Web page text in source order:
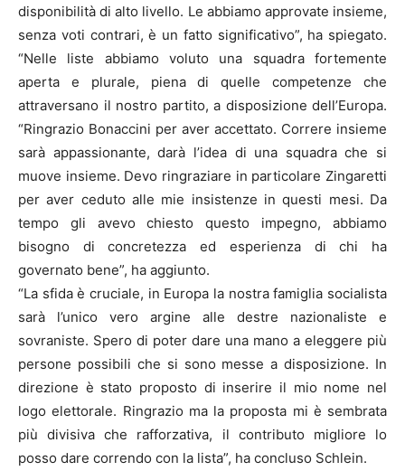
disponibilità di alto livello. Le abbiamo approvate insieme,
senza voti contrari, è un fatto significativo”, ha spiegato.
“Nelle liste abbiamo voluto una squadra fortemente
aperta e plurale, piena di quelle competenze che
attraversano il nostro partito, a disposizione dell’Europa.
“Ringrazio Bonaccini per aver accettato. Correre insieme
sarà appassionante, darà l’idea di una squadra che si
muove insieme. Devo ringraziare in particolare Zingaretti
per aver ceduto alle mie insistenze in questi mesi. Da
tempo gli avevo chiesto questo impegno, abbiamo
bisogno di concretezza ed esperienza di chi ha
governato bene”, ha aggiunto.
“La sfida è cruciale, in Europa la nostra famiglia socialista
sarà l’unico vero argine alle destre nazionaliste e
sovraniste. Spero di poter dare una mano a eleggere più
persone possibili che si sono messe a disposizione. In
direzione è stato proposto di inserire il mio nome nel
logo elettorale. Ringrazio ma la proposta mi è sembrata
più divisiva che rafforzativa, il contributo migliore lo
posso dare correndo con la lista”, ha concluso Schlein.